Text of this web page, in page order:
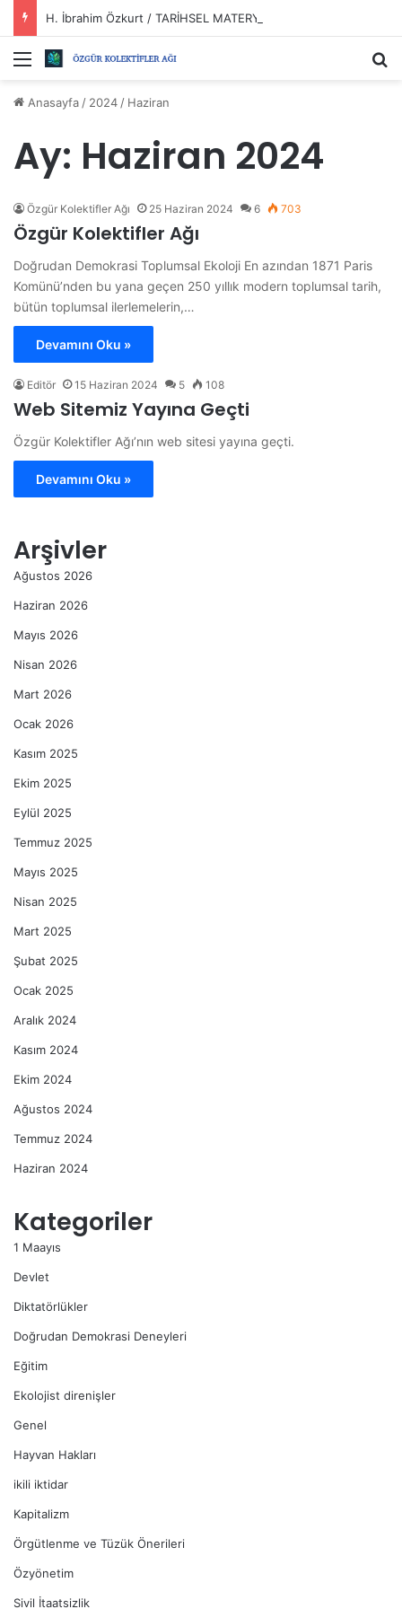
Menü
Anasayfa / 2024 / Haziran
Ay: Haziran 2024
Özgür Kolektifler Ağı 25 Haziran 2024 6 703
Özgür Kolektifler Ağı
Doğrudan Demokrasi Toplumsal Ekoloji En azından 1871 Paris
Komünü’nden bu yana geçen 250 yıllık modern toplumsal tarih,
bütün toplumsal ilerlemelerin,…
Devamını Oku »
Editör 15 Haziran 2024 5 108
Web Sitemiz Yayına Geçti
Özgür Kolektifler Ağı’nın web sitesi yayına geçti.
Devamını Oku »
Arşivler
Ağustos 2026
Haziran 2026
Mayıs 2026
Nisan 2026
Mart 2026
Ocak 2026
Kasım 2025
Ekim 2025
Eylül 2025
Temmuz 2025
Mayıs 2025
Nisan 2025
Mart 2025
Şubat 2025
Ocak 2025
Aralık 2024
Kasım 2024
Ekim 2024
Ağustos 2024
Temmuz 2024
Haziran 2024
Kategoriler
1 Maayıs
Devlet
Diktatörlükler
Doğrudan Demokrasi Deneyleri
Eğitim
Ekolojist direnişler
Genel
Hayvan Hakları
ikili iktidar
Kapitalizm
Örgütlenme ve Tüzük Önerileri
Özyönetim
Sivil İtaatsizlik